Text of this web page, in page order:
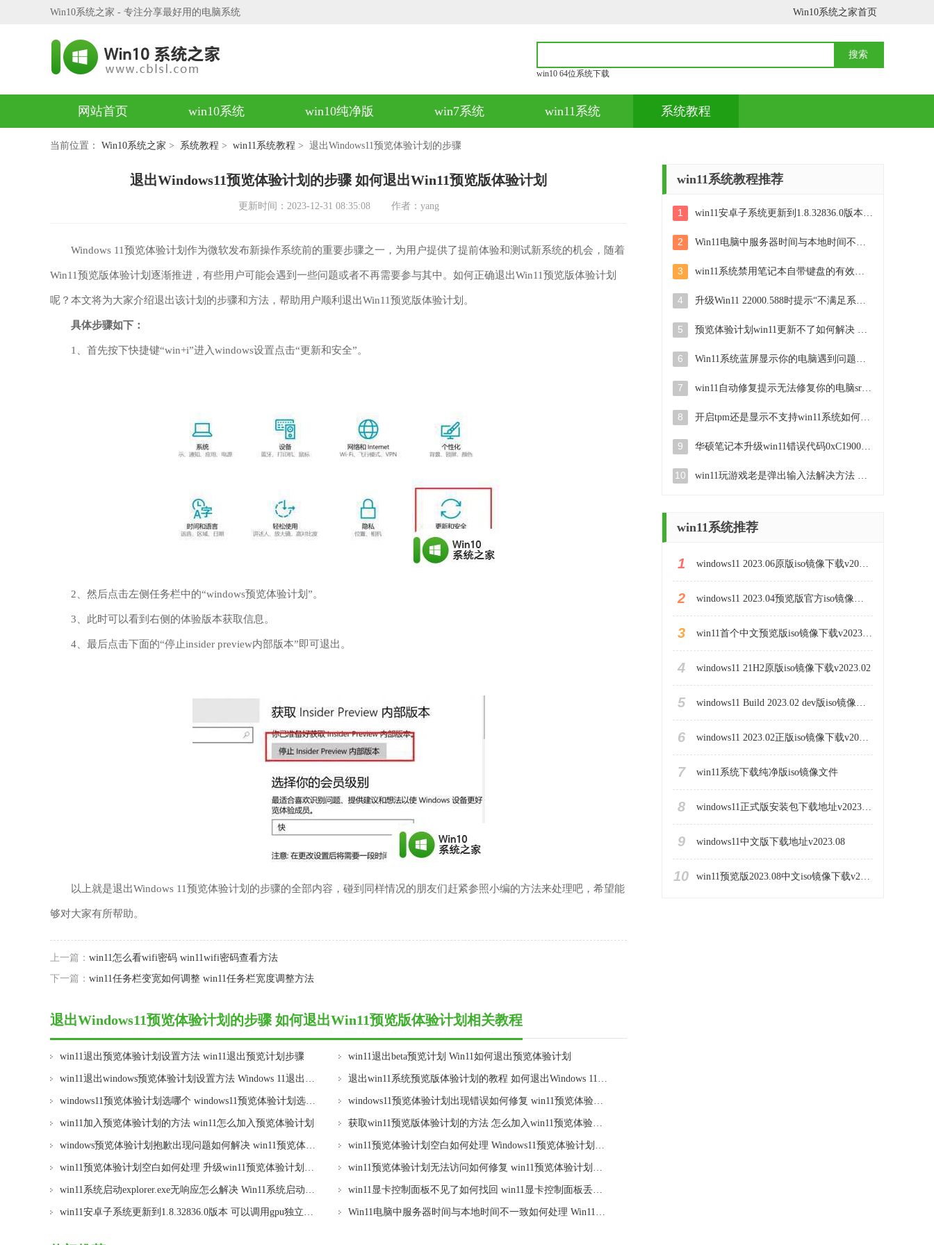
Win10系统之家 - 专注分享最好用的电脑系统 Win10系统之家首页
win10 64位系统下载
网站首页 win10系统 win10纯净版 win7系统 win11系统 系统教程
当前位置： Win10系统之家 > 系统教程 > win11系统教程 > 退出Windows11预览体验计划的步骤
退出Windows11预览体验计划的步骤 如何退出Win11预览版体验计划
更新时间：2023-12-31 08:35:08 作者：yang
Windows 11预览体验计划作为微软发布新操作系统前的重要步骤之一，为用户提供了提前体验和测试新系统的机会，随着
Win11预览版体验计划逐渐推进，有些用户可能会遇到一些问题或者不再需要参与其中。如何正确退出Win11预览版体验计划
呢？本文将为大家介绍退出该计划的步骤和方法，帮助用户顺利退出Win11预览版体验计划。
具体步骤如下：
1、首先按下快捷键“win+i”进入windows设置点击“更新和安全”。
2、然后点击左侧任务栏中的“windows预览体验计划”。
3、此时可以看到右侧的体验版本获取信息。
4、最后点击下面的“停止insider preview内部版本”即可退出。
以上就是退出Windows 11预览体验计划的步骤的全部内容，碰到同样情况的朋友们赶紧参照小编的方法来处理吧，希望能
够对大家有所帮助。
上一篇： win11怎么看wifi密码 win11wifi密码查看方法
下一篇： win11任务栏变宽如何调整 win11任务栏宽度调整方法
退出Windows11预览体验计划的步骤 如何退出Win11预览版体验计划相关教程
win11退出预览体验计划设置方法 win11退出预览计划步骤 win11退出beta预览计划 Win11如何退出预览体验计划
win11退出windows预览体验计划设置方法 Windows 11退出预览体验计划步骤 退出win11系统预览版体验计划的教程 如何退出Windows 11预览版体验计划
windows11预览体验计划选哪个 windows11预览体验计划选择什么渠道 windows11预览体验计划出现错误如何修复 win11预览体验计划错误修复步骤
win11加入预览体验计划的方法 win11怎么加入预览体验计划 获取win11预览版体验计划的方法 怎么加入win11预览体验计划
windows预览体验计划抱歉出现问题如何解决 win11预览体验长期计划报错解决方法 win11预览体验计划空白如何处理 Windows11预览体验计划空白怎么回事
win11预览体验计划空白如何处理 升级win11预览体验计划空白怎么办 win11预览体验计划无法访问如何修复 win11预览体验计划进不去怎么回事
win11系统启动explorer.exe无响应怎么解决 Win11系统启动时explorer.exe停止工作如何处理 win11显卡控制面板不见了如何找回 win11显卡控制面板丢失怎么办
win11安卓子系统更新到1.8.32836.0版本 可以调用gpu独立显卡 Win11安卓子系统1.8.32836.0版本GPU独立显卡支持 Win11电脑中服务器时间与本地时间不一致如何处理 Win11电脑服务器时间与本地时间不同怎么办
win11系统教程推荐
1 win11安卓子系统更新到1.8.32836.0版本 可以调用gpu独立显卡 Win11安卓子系统1.8.32836.0版本GPU独立显卡支持
2 Win11电脑中服务器时间与本地时间不一致如何处理 Win11电脑服务器时间与本地时间不同怎么办
3 win11系统禁用笔记本自带键盘的有效方法 如何在win11系统下禁用笔记本自带键盘
4 升级Win11 22000.588时提示“不满足系统要求”如何解决 Win11 22000.588系统要求不满足怎么办
5 预览体验计划win11更新不了如何解决 Win11更新失败怎么办
6 Win11系统蓝屏显示你的电脑遇到问题需要重新启动如何解决 Win11系统蓝屏显示如何定位和解决问题
7 win11自动修复提示无法修复你的电脑srttrail.txt如何解决 Win11自动修复提示srttrail.txt无法修复解决方法
8 开启tpm还是显示不支持win11系统如何解决 如何在不支持Win11系统的设备上开启TPM功能
9 华硕笔记本升级win11错误代码0xC1900101或0x80070002的解决方法 华硕笔记本win11升级失败解决方法
10 win11玩游戏老是弹出输入法解决方法 Win11玩游戏输入法弹出怎么办
win11系统推荐
1 windows11 2023.06原版iso镜像下载v2023.06
2 windows11 2023.04预览版官方iso镜像下载
3 win11首个中文预览版iso镜像下载v2023.03
4 windows11 21H2原版iso镜像下载v2023.02
5 windows11 Build 2023.02 dev版iso镜像下载地址
6 windows11 2023.02正版iso镜像下载v2023.02
7 win11系统下载纯净版iso镜像文件
8 windows11正式版安装包下载地址v2023.10
9 windows11中文版下载地址v2023.08
10 win11预览版2023.08中文iso镜像下载v2023.08